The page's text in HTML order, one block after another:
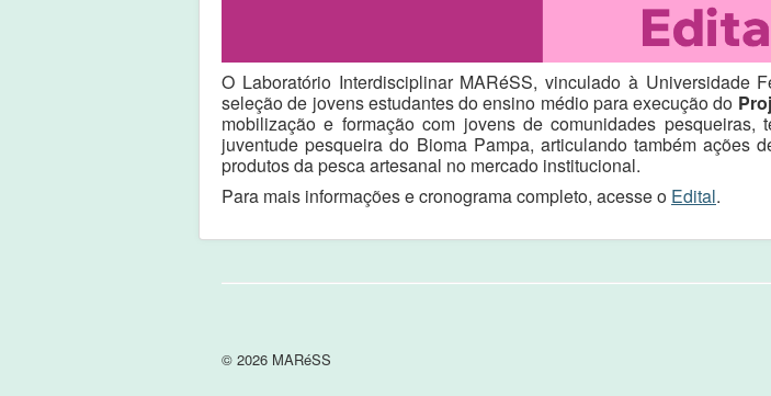
O Laboratório Interdisciplinar MARéSS, vinculado à Universidade
seleção de jovens estudantes do ensino médio para execução do
mobilização e formação com jovens de comunidades
juventude pesqueira do Bioma Pampa, articulando também
produtos da pesca artesanal no mercado institucional.
Para mais informações e cronograma completo, acesse o Edital.
© 2026 MARéSS